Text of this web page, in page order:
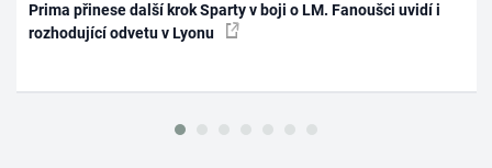
Prima přinese další krok Sparty v boji o LM. Fanoušci uvidí i
rozhodující odvetu v Lyonu